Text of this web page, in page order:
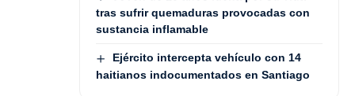
tras sufrir quemaduras provocadas con
sustancia inflamable
Ejército intercepta vehículo con 14
haitianos indocumentados en Santiago